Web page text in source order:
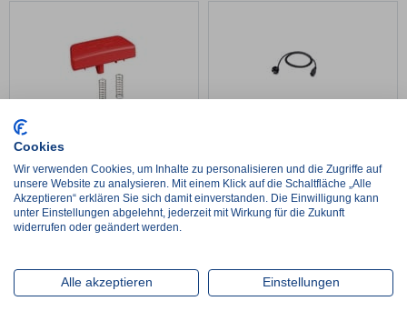
WEINMNN Set Entriegelungstaste
€27,25*
netto:€ 22,90
€43,79*
netto:
Cookies
Wir verwenden Cookies, um Inhalte zu personalisieren und die Zugriffe auf
unsere Website zu analysieren. Mit einem Klick auf die Schaltfläche „Alle
Akzeptieren“ erklären Sie sich damit einverstanden. Die Einwilligung kann
unter Einstellungen abgelehnt, jederzeit mit Wirkung für die Zukunft
widerrufen oder geändert werden.
Alle akzeptieren Einstellungen